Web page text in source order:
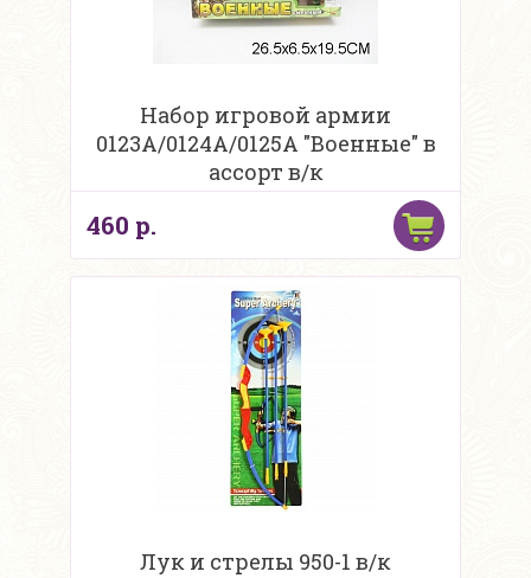
Набор игровой армии
0123A/0124A/0125A "Военные" в
ассорт в/к
460 р.
Лук и стрелы 950-1 в/к